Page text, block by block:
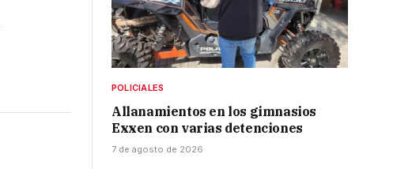
POLICIALES
Allanamientos en los gimnasios
Exxen con varias detenciones
7 de agosto de 2026